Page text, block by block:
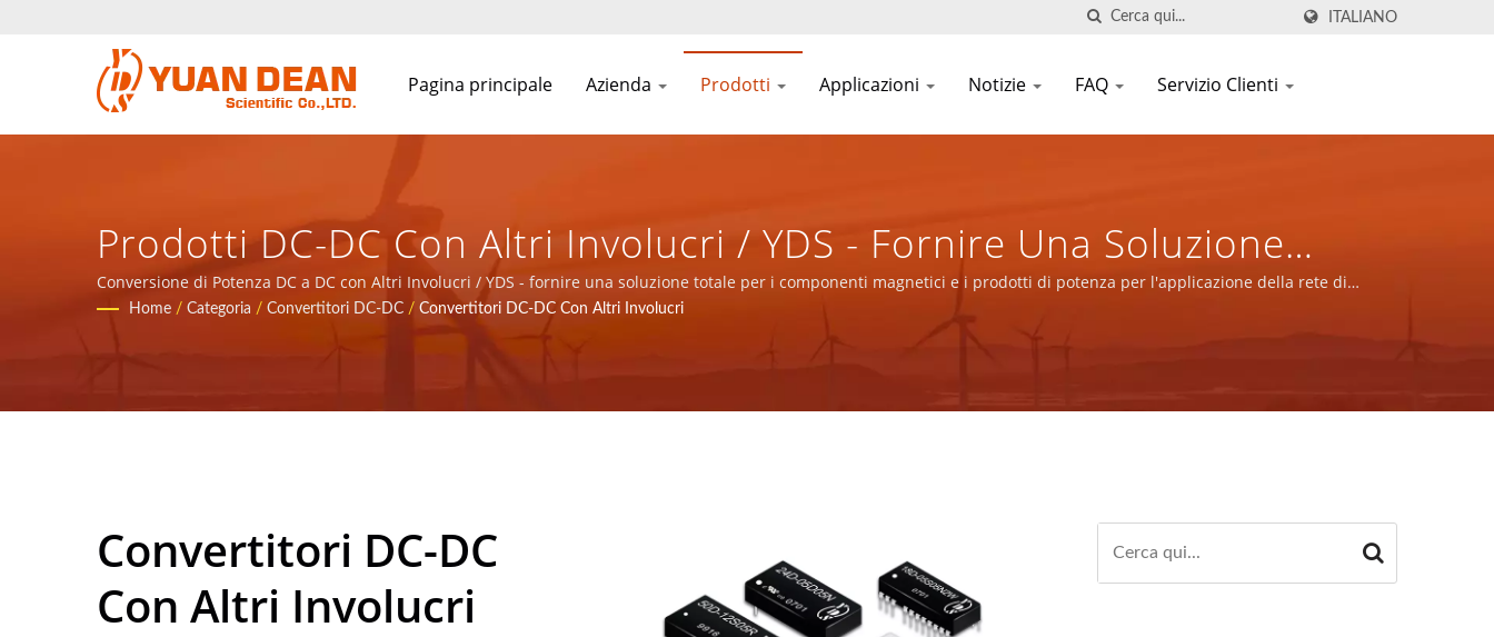
ITALIANO
Pagina principale Azienda Prodotti Applicazioni Notizie FAQ Servizio Clienti
Prodotti DC-DC Con Altri Involucri / YDS - Fornire Una Soluzione
Totale Per I Componenti Magnetici E I Prodotti Di Potenza Per
L'applicazione Della Rete Di Comunicazione.
Conversione di Potenza DC a DC con Altri Involucri / YDS - fornire una soluzione totale per i componenti magnetici e i prodotti di potenza per l'applicazione della rete di
comunicazione.
Home / Categoria / Convertitori DC-DC / Convertitori DC-DC Con Altri Involucri
Convertitori DC-DC
Con Altri Involucri